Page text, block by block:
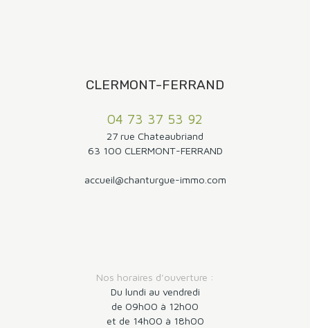
CLERMONT-FERRAND
04 73 37 53 92
27 rue Chateaubriand
63 100 CLERMONT-FERRAND
accueil@chanturgue-immo.com
Nos horaires d'ouverture :
Du lundi au vendredi
de 09h00 à 12h00
et de 14h00 à 18h00